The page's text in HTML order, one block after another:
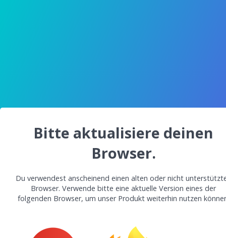
Bitte aktualisiere deinen
Browser.
Du verwendest anscheinend einen alten oder nicht
Browser. Verwende bitte eine aktuelle Version eines der
folgenden Browser, um unser Produkt weiterhin nutzen